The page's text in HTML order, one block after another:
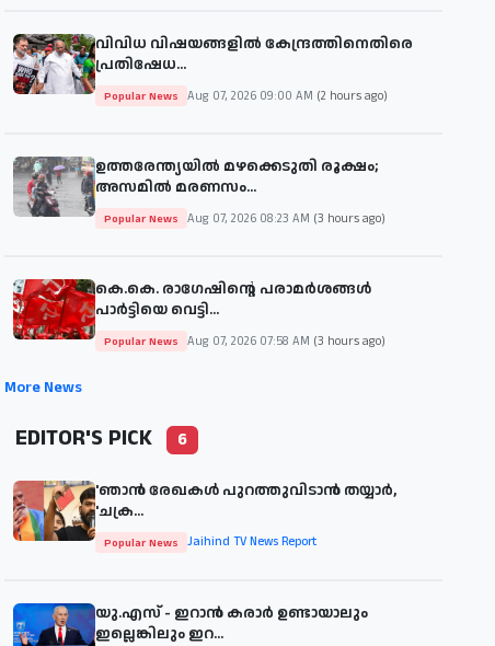
വിവിധ വിഷയങ്ങളില്‍ കേന്ദ്രത്തിനെതിരെ
പ്രതിഷേധ...
Popular News Aug 07, 2026 09:00 AM (2 hours ago)
ഉത്തരേന്ത്യയിൽ മഴക്കെടുതി രൂക്ഷം;
അസമിൽ മരണസം...
Popular News Aug 07, 2026 08:23 AM (3 hours ago)
കെ.കെ. രാഗേഷിന്റെ പരാമർശങ്ങൾ
പാർട്ടിയെ വെട്ടി...
Popular News Aug 07, 2026 07:58 AM (3 hours ago)
More News
EDITOR'S PICK 6
'ഞാന്‍ രേഖകള്‍ പുറത്തുവിടാന്‍ തയ്യാര്‍,
'ചക്ര...
Popular News Jaihind TV News Report
യു.എസ് - ഇറാൻ കരാർ ഉണ്ടായാലും
ഇല്ലെങ്കിലും ഇറ...